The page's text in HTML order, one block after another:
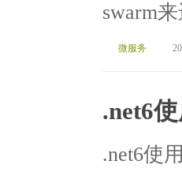
swarm
微服务
.net6
.net6使